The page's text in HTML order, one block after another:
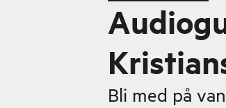
Bli med på